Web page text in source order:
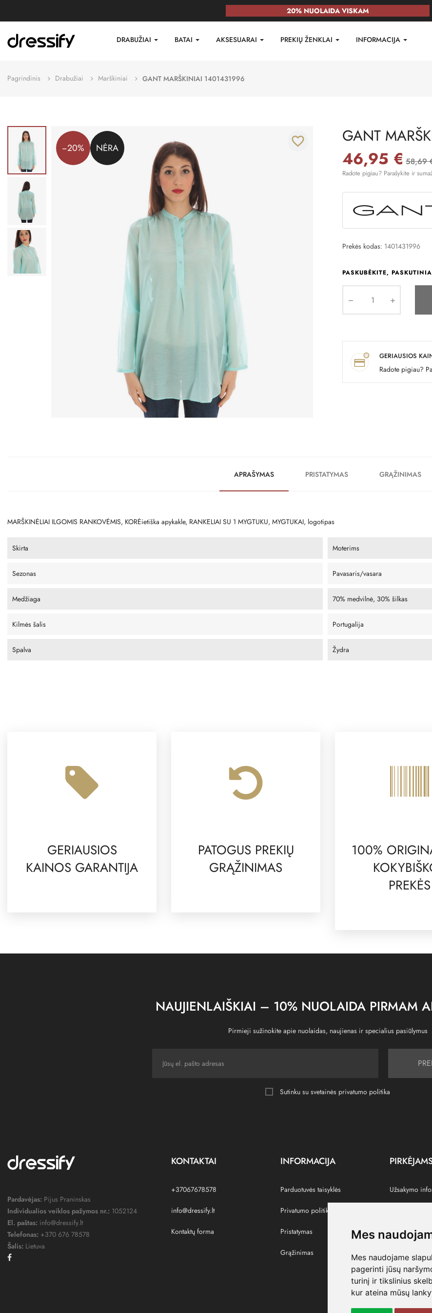
Mes
Mes naudojame
pagerinti jūsų
turinį ir tikslinius
kur ateina mūsų
20% NUOLAIDA VISKAM
DRABUŽIAI BATAI AKSESUARAI PREKIŲ ŽENKLAI INFORMACIJA
Pagrindinis Drabužiai Marškiniai GANT MARŠKINIAI 1401431996
−20% NĖRA favorite_border GANT
46,95 € 58,69
Radote pigiau? Parašykite ir
Prekės kodas: 1401431996
PASKUBĖKITE,
GERIAUSIOS
Radote pigiau?
APRAŠYMAS PRISTATYMAS GRĄŽINIMAS
MARŠKINĖLIAI ILGOMIS RANKOVĖMIS, KORĖietiška apykakle, RANKELIAI SU 1 MYGTUKU, MYGTUKAI, logotipas
Skirta Moterims
Sezonas Pavasaris/vasara
Medžiaga 70% medvilnė, 30% šilkas
Kilmės šalis Portugalija
Spalva Žydra
GERIAUSIOS
KAINOS GARANTIJA
PATOGUS PREKIŲ
GRĄŽINIMAS
100%
PREKĖS
NAUJIENLAIŠKIAI – 10% NUOLAIDA PIRMAM
Pirmieji sužinokite apie nuolaidas, naujienas ir specialius pasiūlymus
Sutinku su svetainės privatumo politika
Pardavėjas: Pijus Praninskas
Individualios veiklos pažymos nr.: 1052124
El. paštas: info@dressify.lt
Telefonas: +370 676 78578
Šalis: Lietuva
KONTAKTAI
+37067678578
info@dressify.lt
Kontaktų forma
INFORMACIJA
Parduotuvės taisyklės
Privatumo politika
Pristatymas
Grąžinimas
Užsakymo
Paskyra
Pamėgtos